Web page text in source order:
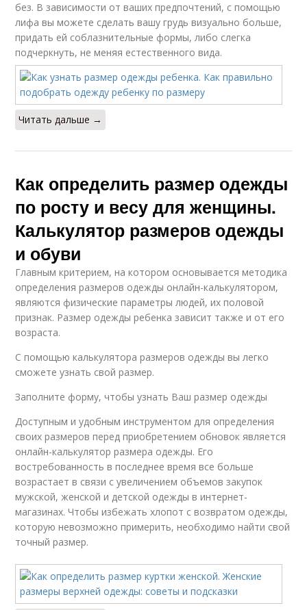
без. В зависимости от ваших предпочтений, с помощью
лифа вы можете сделать вашу грудь визуально больше,
придать ей соблазнительные формы, либо слегка
подчеркнуть, не меняя естественного вида.
Читать дальше →
Как определить размер одежды
по росту и весу для женщины.
Калькулятор размеров одежды
и обуви
Главным критерием, на котором основывается методика
определения размеров одежды онлайн-калькулятором,
являются физические параметры людей, их половой
признак. Размер одежды ребенка зависит также и от его
возраста.
С помощью калькулятора размеров одежды вы легко
сможете узнать свой размер.
Заполните форму, чтобы узнать Ваш размер одежды
Доступным и удобным инструментом для определения
своих размеров перед приобретением обновок является
онлайн-калькулятор размера одежды. Его
востребованность в последнее время все больше
возрастает в связи с увеличением объемов закупок
мужской, женской и детской одежды в интернет-
магазинах. Чтобы избежать хлопот с возвратом одежды,
которую невозможно примерить, необходимо найти свой
точный размер.